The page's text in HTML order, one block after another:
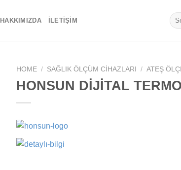
HAKKIMIZDA İLETIŞIM
for:
HOME / SAĞLIK ÖLÇÜM CIHAZLARI / ATEŞ
HONSUN DİJİTAL